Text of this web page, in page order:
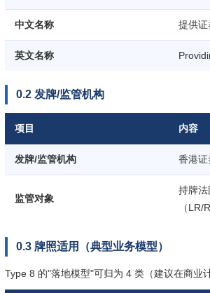
中文名称 提供
英文名称
0.2 发牌/监管机构
项目 内容
发牌/监管机构 香港
监管对象
持牌
（LR/
0.3 牌照适用（典型业务模型）
Type 8 的"落地模型"可归为 4 类（建议在商业